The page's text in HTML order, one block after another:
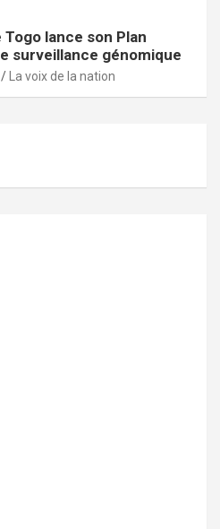
Togo lance son Plan
surveillance génomique
La voix de la nation